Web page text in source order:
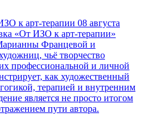
к арт-терапии 08 августа
«От ИЗО к арт-терапии»
Францевой и
чьё творчество
профессиональной и личной
как художественный
терапией и внутренним
является не просто итогом
пути автора.